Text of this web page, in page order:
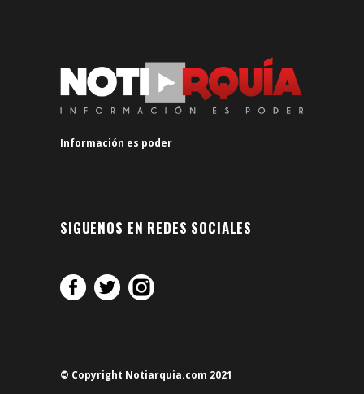
Información es poder
SIGUENOS EN REDES SOCIALES
© Copyright Notiarquia.com 2021